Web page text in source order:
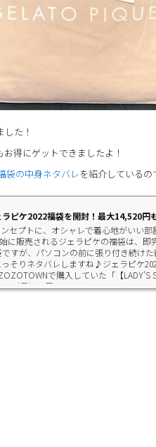
た！
得にゲットできましたよ！
袋の中身ネタバレを紹介している
ラピケ2022福袋を開封！最大14,520
セプトに、オシャレで着心地がいい
に販売されるジェラピケの福袋は、即
ですが、パソコンの前に張り付き続け
そりネタバレしますね♪ジェラピケ
で購入していた「【LADY’S
日（月）に届きました。...